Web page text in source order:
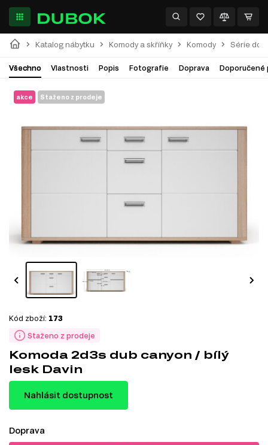
Katalog nábytku Komody a skříňky Komody Série do
Všechno Vlastnosti Popis Fotografie Doprava Doporučené
akce Staženo z prodeje
Staženo z prodeje
Kód zboží: 173
Komoda 2d3s dub canyon / bílý
lesk Davin
Nahlásit dostupnost
Doprava